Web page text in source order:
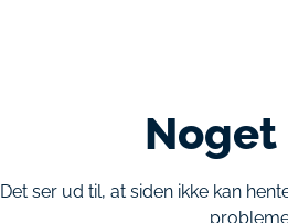
Det ser ud til, at siden ikke kan